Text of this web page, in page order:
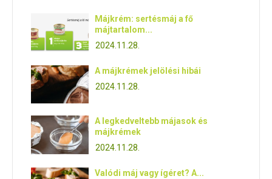
Májkrém: sertésmáj a fő
májtartalom...
2024.11.28.
A májkrémek jelölési hibái
2024.11.28.
A legkedveltebb májasok és
májkrémek
2024.11.28.
Valódi máj vagy ígéret? A...